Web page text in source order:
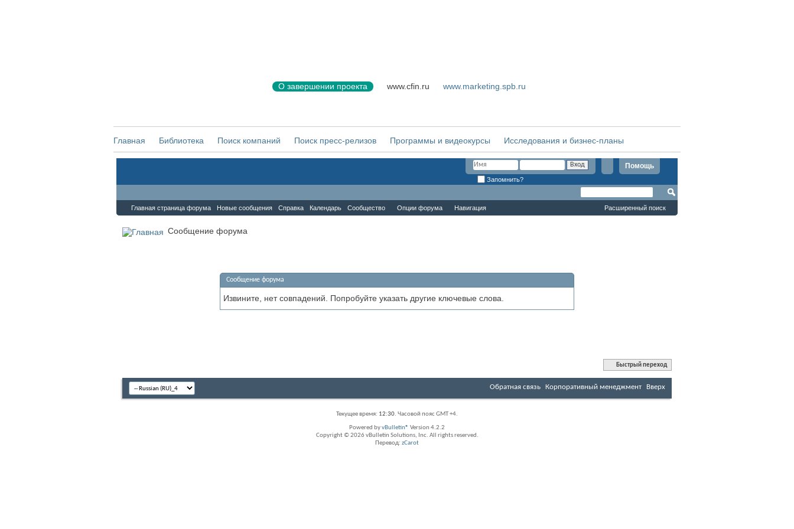
О завершении проекта www.cfin.ru www.marketing.spb.ru
Главная Библиотека Поиск компаний Поиск пресс-релизов Программы и видеокурсы Исследования и бизнес-планы
Помощь
Запомнить?
Главная страница форума Новые сообщения Справка Календарь Сообщество Опции форума Навигация Расширенный поиск
Сообщение форума
Сообщение форума
Извините, нет совпадений. Попробуйте указать другие ключевые слова.
Быстрый переход
Обратная связь Корпоративный менеджмент Вверх
Текущее время: 12:30. Часовой пояс GMT +4.
Powered byvBulletin® Version 4.2.2
Copyright © 2026 vBulletin Solutions, Inc. All rights reserved.
Перевод: zCarot